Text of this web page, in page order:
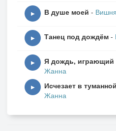
сердцем мне пропой.
отпущу в поля.
Подмигнёт нам месяц
Спать уйдёт за тучку
Мы на мягких травах
▶ В душе моей -
▶ Танец под дождём -
▶ Я дождь, играющий
Жанна
▶ Исчезает в
Жанна